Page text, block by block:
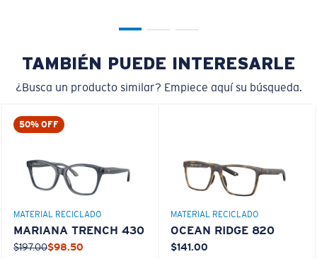
Es posible que necesite una montura
¿Se ajusta en el centro?
Es posible que necesite una montura
TAMBIÉN PUEDE INTERESARLE
¿Busca un producto similar? Empiece aquí su búsqueda.
50% OFF
MATERIAL RECICLADO
MARIANA TRENCH 430
$197.00$98.50
MATERIAL RECICLADO
OCEAN RIDGE 820
$141.00